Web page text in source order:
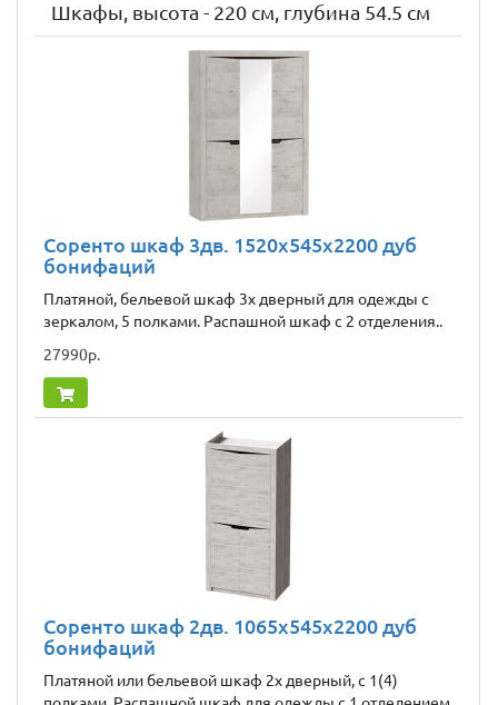
Шкафы, высота - 220 см, глубина 54.5 см
Соренто шкаф 3дв. 1520x545x2200 дуб
бонифаций
Платяной, бельевой шкаф 3х дверный для одежды с
зеркалом, 5 полками. Распашной шкаф с 2 отделения..
27990р.
Соренто шкаф 2дв. 1065x545x2200 дуб
бонифаций
Платяной или бельевой шкаф 2х дверный, с 1(4)